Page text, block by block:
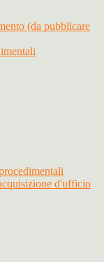
(da pubblicare
d'ufficio